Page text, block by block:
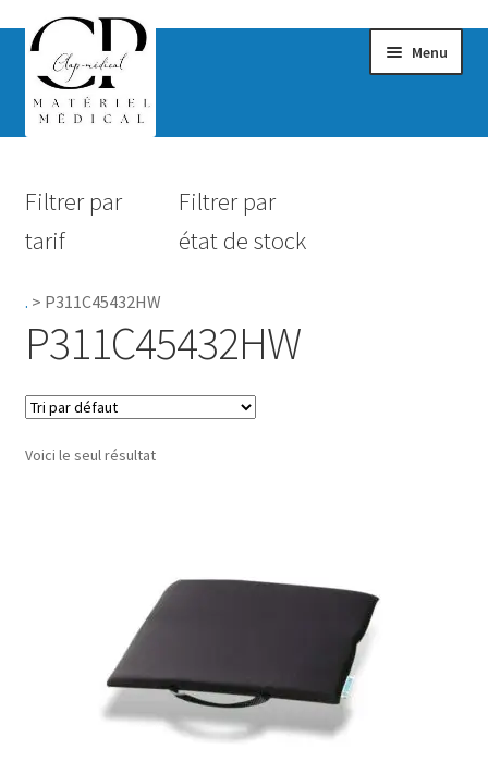
Menu
Hygiène
Accessoires Salle de bain
Filtrer par
tarif
Filtrer par
état de stock
. > P311C45432HW
P311C45432HW
Voici le seul résultat